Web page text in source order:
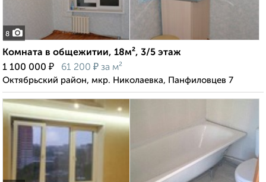
8
Комната в общежитии, 18м², 3/5 этаж
1 100 000 ₽ 61 200 ₽ за м²
Октябрьский район, мкр. Николаевка, Панфиловцев 7